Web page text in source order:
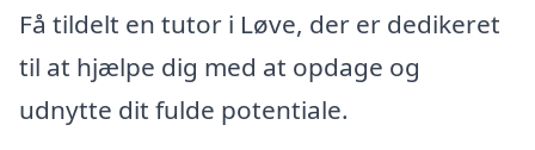
Få tildelt en tutor i Løve, der er dedikeret
til at hjælpe dig med at opdage og
udnytte dit fulde potentiale.